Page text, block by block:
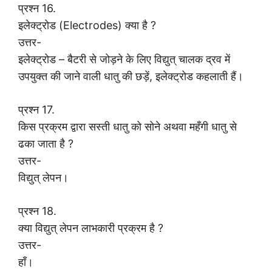
प्रश्न 16.
इलेक्ट्रोड (Electrodes) क्या है ?
उत्तर-
इलेक्ट्रोड – बैटरी से जोड़ने के लिए विद्युत् चालक द्रव में
उपयुक्त की जाने वाली धातु की छड़ें, इलेक्ट्रोड कहलाती हैं।
प्रश्न 17.
किस प्रक्रम द्वारा सस्ती धातु को सोने अथवा महँगी धातु से
ढका जाता है ?
उत्तर-
विद्युत् लेपन।
प्रश्न 18.
क्या विद्युत् लेपन लाभकारी प्रक्रम है ?
उत्तर-
हाँ।